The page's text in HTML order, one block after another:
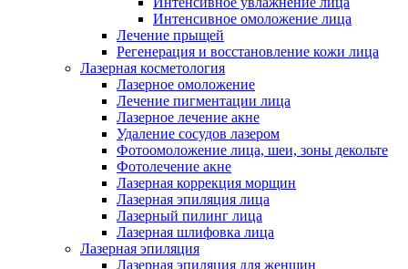
Интенсивное омоложение лица
Лечение прыщей
Регенерация и восстановление кожи лица
Лазерная косметология
Лазерное омоложение
Лечение пигментации лица
Лазерное лечение акне
Удаление сосудов лазером
Фотоомоложение лица, шеи, зоны декольте
Фотолечение акне
Лазерная коррекция морщин
Лазерная эпиляция лица
Лазерный пилинг лица
Лазерная шлифовка лица
Лазерная эпиляция
Лазерная эпиляция для женщин